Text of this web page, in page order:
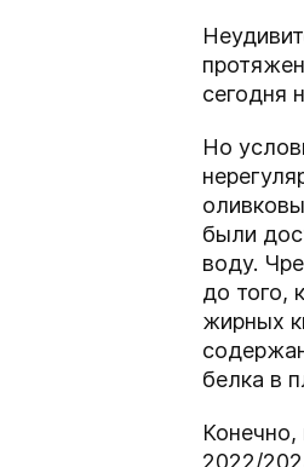
сегодня
Но
были
воду.
до того,
жирных
белка в
2022/